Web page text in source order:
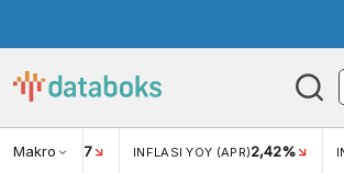
Makro
USD/IDR 17 INFLASI YOY (APR)2,42%